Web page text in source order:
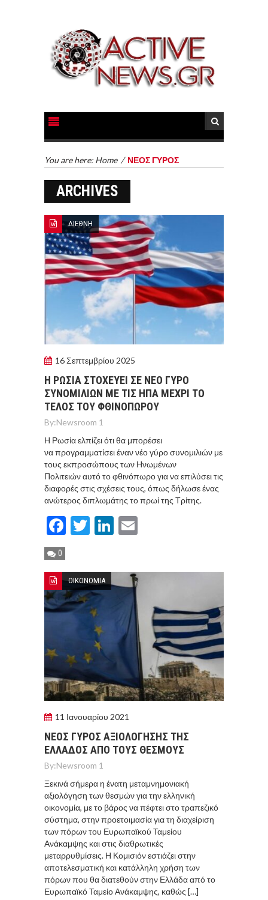
You are here: Home / ΝΕΟΣ ΓΥΡΟΣ
ARCHIVES
ΔΙΕΘΝΗ
16 Σεπτεμβρίου 2025
Η ΡΩΣΙΑ ΣΤΟΧΕΥΕΙ ΣΕ ΝΕΟ ΓΥΡΟ
ΣΥΝΟΜΙΛΙΩΝ ΜΕ ΤΙΣ ΗΠΑ ΜΕΧΡΙ ΤΟ
ΤΕΛΟΣ ΤΟΥ ΦΘΙΝΟΠΩΡΟΥ
By:Newsroom 1
Η Ρωσία ελπίζει ότι θα μπορέσει
να προγραμματίσει έναν νέο γύρο συνομιλιών με
τους εκπροσώπους των Ηνωμένων
Πολιτειών αυτό το φθινόπωρο για να επιλύσει τις
διαφορές στις σχέσεις τους, όπως δήλωσε ένας
ανώτερος διπλωμάτης το πρωί της Τρίτης.
Facebook
TwitterLinkedIn
0
ΟΙΚΟΝΟΜΙΑ
11 Ιανουαρίου 2021
ΝΕΟΣ ΓΥΡΟΣ ΑΞΙΟΛΟΓΗΣΗΣ ΤΗΣ
ΕΛΛΑΔΟΣ ΑΠΟ ΤΟΥΣ ΘΕΣΜΟΥΣ
By:Newsroom 1
Ξεκινά σήμερα η ένατη μεταμνημονιακή
αξιολόγηση των θεσμών για την ελληνική
οικονομία, με το βάρος να πέφτει στο τραπεζικό
σύστημα, στην προετοιμασία για τη διαχείριση
των πόρων του Ευρωπαϊκού Ταμείου
Ανάκαμψης και στις διαθρωτικές
μεταρρυθμίσεις. Η Κομισιόν εστιάζει στην
αποτελεσματική και κατάλληλη χρήση των
πόρων που θα διατεθούν στην Ελλάδα από το
Ευρωπαϊκό Ταμείο Ανάκαμψης, καθώς […]